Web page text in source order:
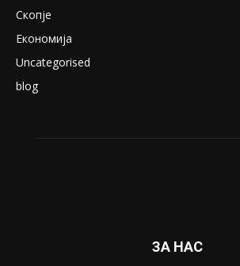
Скопје
Економија
Uncategorised
blog
ЗА НАС